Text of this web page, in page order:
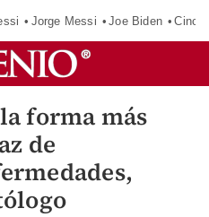
Jorge Messi Joe Biden
forma más
de